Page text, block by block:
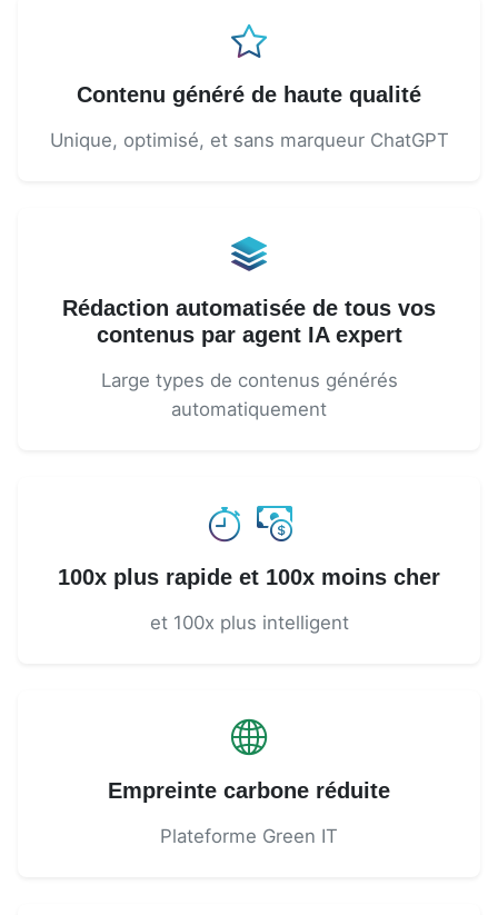
Contenu généré de haute qualité
Unique, optimisé, et sans marqueur ChatGPT
Rédaction automatisée de tous vos
contenus par agent IA expert
Large types de contenus générés
automatiquement
100x plus rapide et 100x moins cher
et 100x plus intelligent
Empreinte carbone réduite
Plateforme Green IT